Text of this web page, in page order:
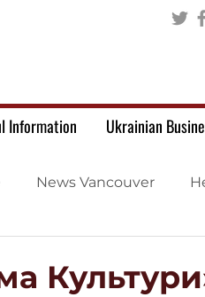
Information Ukrainian
News Vancouver